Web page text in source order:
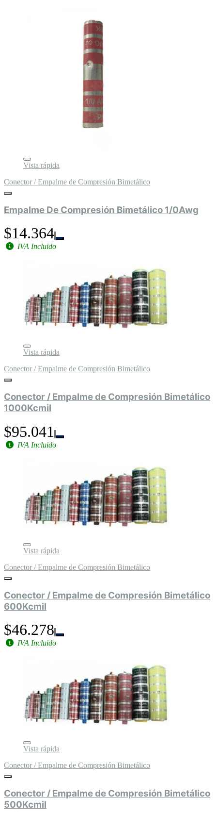
Vista rápida
Conector / Empalme de Compresión Bimetálico
Empalme De Compresión Bimetálico 1/0Awg
$14.364
IVA Incluido
Vista rápida
Conector / Empalme de Compresión Bimetálico
Conector / Empalme de Compresión Bimetálico
1000Kcmil
$95.041
IVA Incluido
Vista rápida
Conector / Empalme de Compresión Bimetálico
Conector / Empalme de Compresión Bimetálico
600Kcmil
$46.278
IVA Incluido
Vista rápida
Conector / Empalme de Compresión Bimetálico
Conector / Empalme de Compresión Bimetálico
500Kcmil